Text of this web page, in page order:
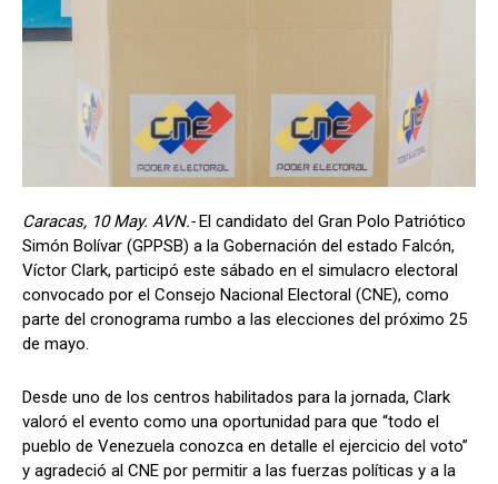
Caracas, 10 May. AVN.-El candidato del Gran Polo Patriótico
Simón Bolívar (GPPSB) a la Gobernación del estado Falcón,
Víctor Clark, participó este sábado en el simulacro electoral
convocado por el Consejo Nacional Electoral (CNE), como
parte del cronograma rumbo a las elecciones del próximo 25
de mayo.
Desde uno de los centros habilitados para la jornada, Clark
valoró el evento como una oportunidad para que “todo el
pueblo de Venezuela conozca en detalle el ejercicio del voto”
y agradeció al CNE por permitir a las fuerzas políticas y a la